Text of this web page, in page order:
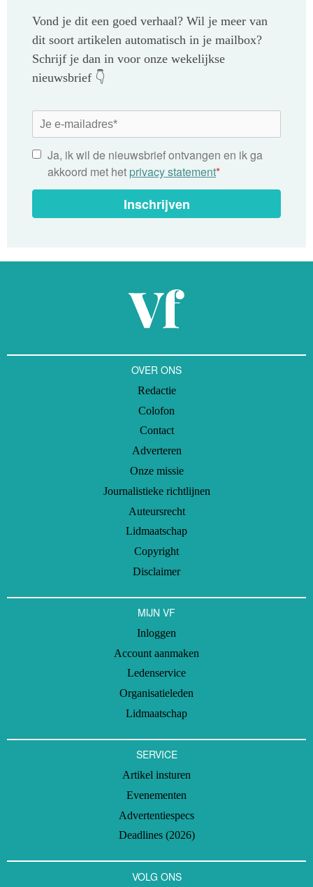
Vond je dit een goed verhaal? Wil je meer van
dit soort artikelen automatisch in je mailbox?
Schrijf je dan in voor onze wekelijkse
nieuwsbrief 👇
Ja, ik wil de nieuwsbrief ontvangen en ik ga
akkoord met het privacy statement*
Inschrijven
OVER ONS
Redactie
Colofon
Contact
Adverteren
Onze missie
Journalistieke richtlijnen
Auteursrecht
Lidmaatschap
Copyright
Disclaimer
MIJN VF
Inloggen
Account aanmaken
Ledenservice
Organisatieleden
Lidmaatschap
SERVICE
Artikel insturen
Evenementen
Advertentiespecs
Deadlines (2026)
VOLG ONS